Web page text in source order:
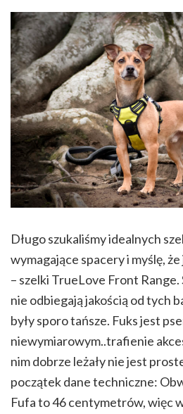
Długo szukaliśmy idealnych
wymagające spacery i myślę,
– szelki TrueLove Front
nie odbiegają jakością od tych
były sporo tańsze. Fuks jest
niewymiarowym..trafienie
nim dobrze leżały nie jest
początek dane techniczne:
Fufa to 46 centymetrów, więc